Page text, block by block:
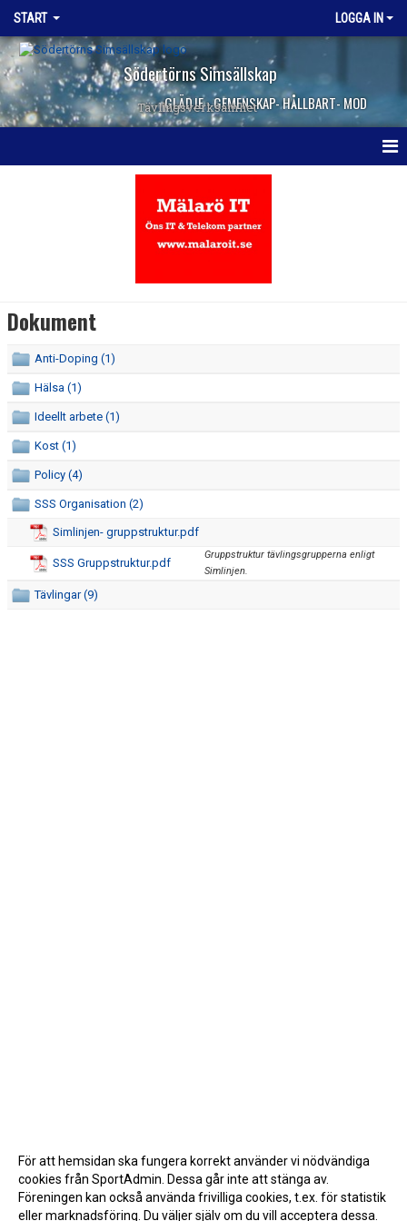
START LOGGA IN
Södertörns Simsällskap
GLÄDJE - GEMENSKAP- HÅLLBART- MOD
Tävlingsverksamhet
Dokument
Anti-Doping (1)
Hälsa (1)
Ideellt arbete (1)
Kost (1)
Policy (4)
SSS Organisation (2)
Simlinjen- gruppstruktur.pdf
SSS Gruppstruktur.pdf
Gruppstruktur tävlingsgrupperna enligt
Simlinjen.
Tävlingar (9)
För att hemsidan ska fungera korrekt använder vi nödvändiga
cookies från SportAdmin. Dessa går inte att stänga av.
Föreningen kan också använda frivilliga cookies, t.ex. för statistik
eller marknadsföring. Du väljer själv om du vill acceptera dessa.